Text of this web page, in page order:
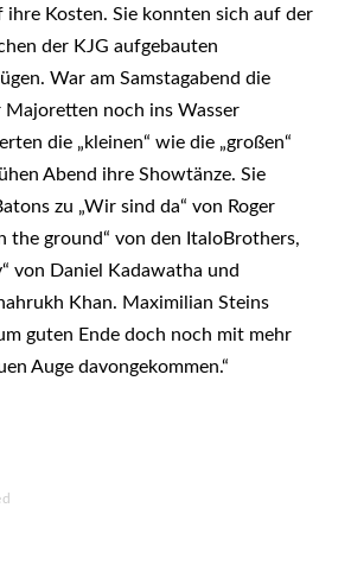
ihre Kosten. Sie konnten sich auf der
der KJG aufgebauten
War am Samstagabend die
Majoretten noch ins Wasser
die „kleinen“ wie die „großen“
Abend ihre Showtänze. Sie
zu „Wir sind da“ von Roger
the ground“ von den ItaloBrothers,
von Daniel Kadawatha und
Khan. Maximilian Steins
guten Ende doch noch mit mehr
Auge davongekommen.“